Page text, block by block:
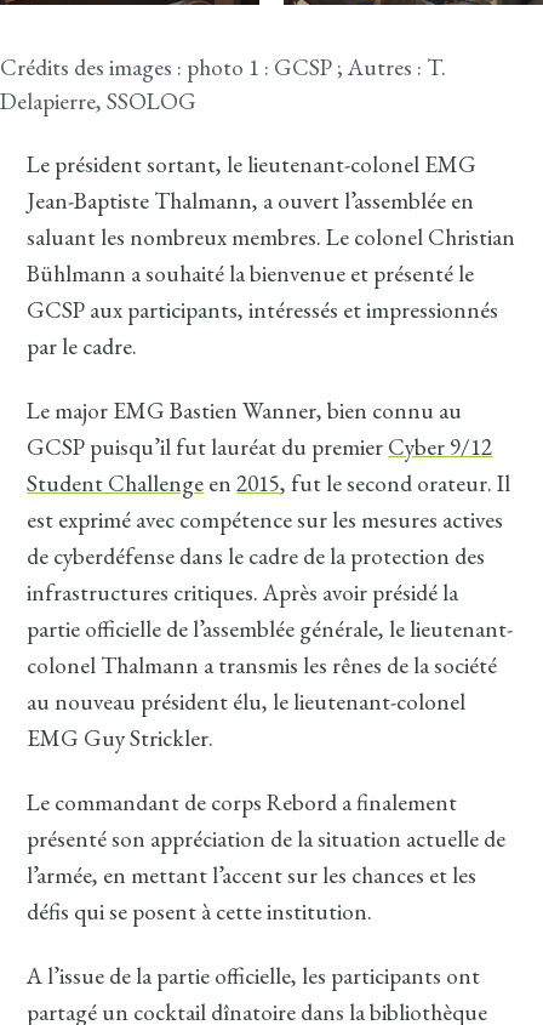
Crédits des images : photo 1 : GCSP ; Autres : T.
Delapierre, SSOLOG
Le président sortant, le lieutenant-colonel EMG
Jean-Baptiste Thalmann, a ouvert l’assemblée en
saluant les nombreux membres. Le colonel Christian
Bühlmann a souhaité la bienvenue et présenté le
GCSP aux participants, intéressés et impressionnés
par le cadre.
Le major EMG Bastien Wanner, bien connu au
GCSP puisqu’il fut lauréat du premier Cyber 9/12
Student Challenge en2015, fut le second orateur. Il
est exprimé avec compétence sur les mesures actives
de cyberdéfense dans le cadre de la protection des
infrastructures critiques. Après avoir présidé la
partie officielle de l’assemblée générale, le lieutenant-
colonel Thalmann a transmis les rênes de la société
au nouveau président élu, le lieutenant-colonel
EMG Guy Strickler.
Le commandant de corps Rebord a finalement
présenté son appréciation de la situation actuelle de
l’armée, en mettant l’accent sur les chances et les
défis qui se posent à cette institution.
A l’issue de la partie officielle, les participants ont
partagé un cocktail dînatoire dans la bibliothèque